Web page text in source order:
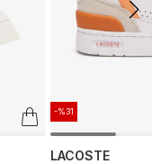
-%31
LACOSTE